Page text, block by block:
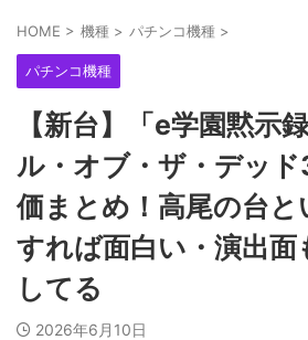
HOME > 機種 > パチンコ機種 >
パチンコ機種
【新台】「e学園黙示
ル・オブ・ザ・デッ
価まとめ！高尾の台と
すれば面白い・演出面
してる
2026年6月10日